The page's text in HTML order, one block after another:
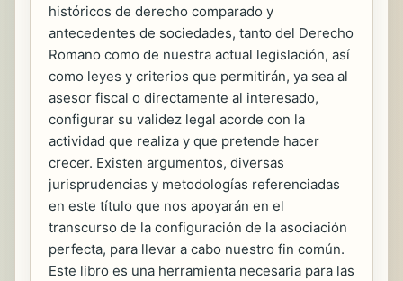
históricos de derecho comparado y
antecedentes de sociedades, tanto del Derecho
Romano como de nuestra actual legislación, así
como leyes y criterios que permitirán, ya sea al
asesor fiscal o directamente al interesado,
configurar su validez legal acorde con la
actividad que realiza y que pretende hacer
crecer. Existen argumentos, diversas
jurisprudencias y metodologías referenciadas
en este título que nos apoyarán en el
transcurso de la configuración de la asociación
perfecta, para llevar a cabo nuestro fin común.
Este libro es una herramienta necesaria para las